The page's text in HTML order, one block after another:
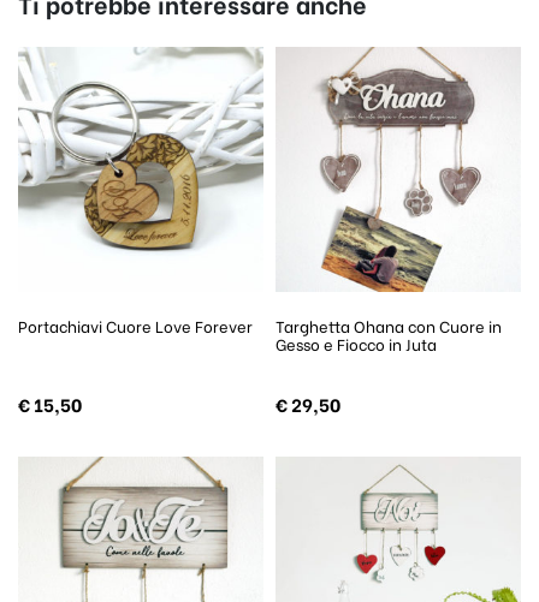
Portachiavi Cuore Love Forever
€15,50
Targhetta Ohana con Cuore in
Gesso e Fiocco in Juta
€29,50